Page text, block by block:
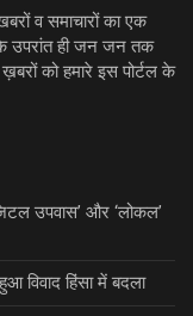
व समाचारों का एक
के उपरांत ही जन जन तक
को हमारे इस पोर्टल के
उपवास’ और ‘लोकल’
हिंसा में बदला